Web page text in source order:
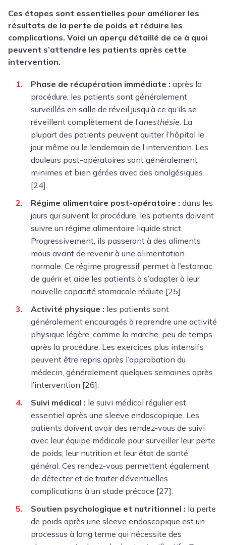
Ces étapes sont essentielles pour améliorer les
résultats de la perte de poids et réduire les
complications. Voici un aperçu détaillé de ce à quoi
peuvent s’attendre les patients après cette
intervention.
Phase de récupération immédiate : après la
procédure, les patients sont généralement
surveillés en salle de réveil jusqu’à ce qu’ils se
réveillent complètement de l’anesthésie . La
plupart des patients peuvent quitter l’hôpital le
jour même ou le lendemain de l’intervention. Les
douleurs post-opératoires sont généralement
minimes et bien gérées avec des analgésiques
[24].
Régime alimentaire post-opératoire : dans les
jours qui suivent la procédure, les patients doivent
suivre un régime alimentaire liquide strict.
Progressivement, ils passeront à des aliments
mous avant de revenir à une alimentation
normale. Ce régime progressif permet à l’estomac
de guérir et aide les patients à s’adapter à leur
nouvelle capacité stomacale réduite [25].
Activité physique : les patients sont
généralement encouragés à reprendre une activité
physique légère, comme la marche, peu de temps
après la procédure. Les exercices plus intensifs
peuvent être repris après l’approbation du
médecin, généralement quelques semaines après
l’intervention [26].
Suivi médical : le suivi médical régulier est
essentiel après une sleeve endoscopique. Les
patients doivent avoir des rendez-vous de suivi
avec leur équipe médicale pour surveiller leur perte
de poids, leur nutrition et leur état de santé
général. Ces rendez-vous permettent également
de détecter et de traiter d’éventuelles
complications à un stade précoce [27].
Soutien psychologique et nutritionnel : la perte
de poids après une sleeve endoscopique est un
processus à long terme qui nécessite des